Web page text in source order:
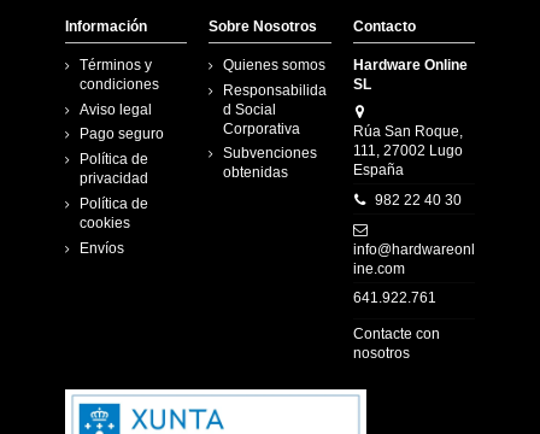
Información
Términos y
condiciones
Aviso legal
Pago seguro
Política de
privacidad
Política de
cookies
Envíos
Sobre Nosotros
Quienes somos
Responsabilida
d Social
Corporativa
Subvenciones
obtenidas
Contacto
Hardware Online
SL
Rúa San Roque,
111, 27002 Lugo
España
982 22 40 30
info@hardwareonl
ine.com
641.922.761
Contacte con
nosotros